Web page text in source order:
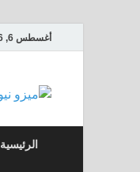
أغسطس 6, 2026
الرئيسية